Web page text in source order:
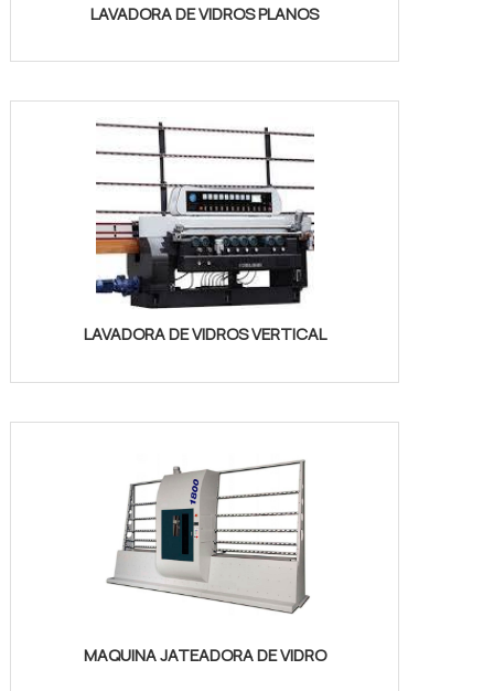
LAVADORA DE VIDROS PLANOS
LAVADORA DE VIDROS VERTICAL
MAQUINA JATEADORA DE VIDRO